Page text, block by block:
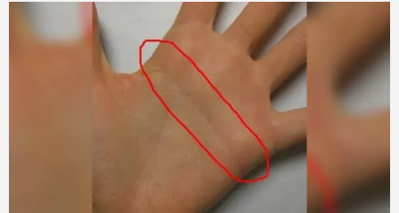
週刊女性PRIME
【平成編】《有名人の衝撃だった結婚
TOP5》ロス続出の福山雅治＆吹石一恵を
僅差で超えた1位は、おしどり夫…
週刊女性2026年7月7日・14日号
《モヤるCMランキングTOP10》木村拓哉
の『吉野家』、山田孝之の『ヤクルト』を
抑えた1位は松本人志出演の『…